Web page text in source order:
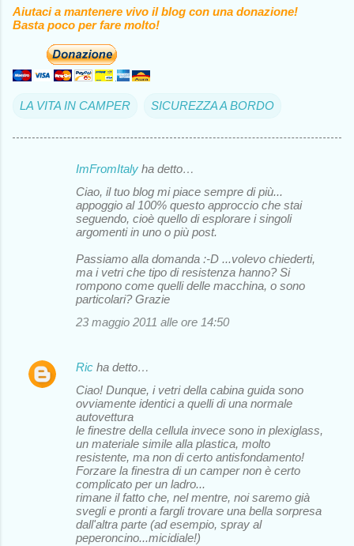
Aiutaci a mantenere vivo il blog con una donazione!
Basta poco per fare molto!
LA VITA IN CAMPER SICUREZZA A BORDO
ImFromItaly ha detto…
Ciao, il tuo blog mi piace sempre di più...
appoggio al 100% questo approccio che stai
seguendo, cioè quello di esplorare i singoli
argomenti in uno o più post.
Passiamo alla domanda :-D ...volevo chiederti,
ma i vetri che tipo di resistenza hanno? Si
rompono come quelli delle macchina, o sono
particolari? Grazie
23 maggio 2011 alle ore 14:50
Ric ha detto…
Ciao! Dunque, i vetri della cabina guida sono
ovviamente identici a quelli di una normale
autovettura
le finestre della cellula invece sono in plexiglass,
un materiale simile alla plastica, molto
resistente, ma non di certo antisfondamento!
Forzare la finestra di un camper non è certo
complicato per un ladro...
rimane il fatto che, nel mentre, noi saremo già
svegli e pronti a fargli trovare una bella sorpresa
dall'altra parte (ad esempio, spray al
peperoncino...micidiale!)